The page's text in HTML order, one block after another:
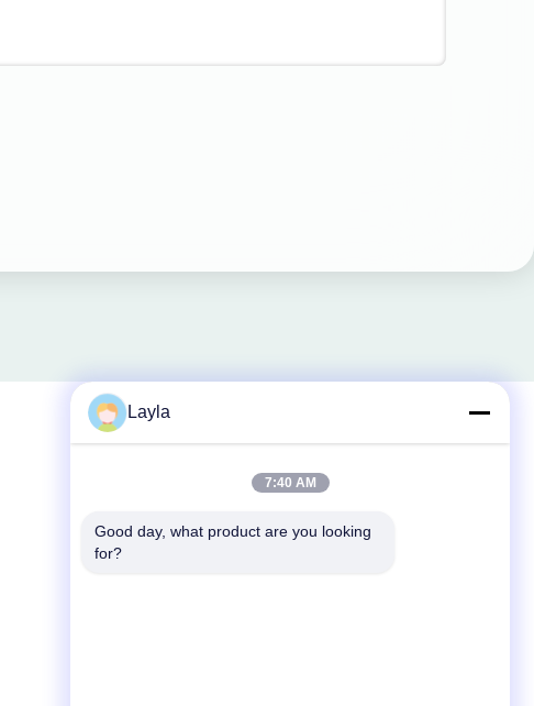
Telp
Layla
7:40 AM
Good day, what product are you looking
for?